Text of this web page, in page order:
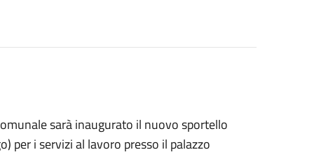
sarà inaugurato il nuovo sportello
per i servizi al lavoro presso il palazzo